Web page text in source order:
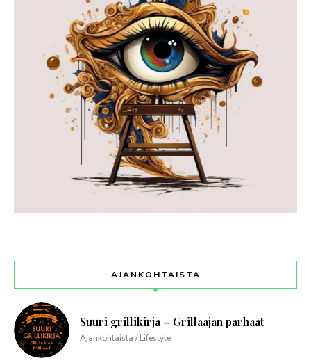
AJANKOHTAISTA
Suuri grillikirja – Grillaajan parhaat
Ajankohtaista / Lifestyle